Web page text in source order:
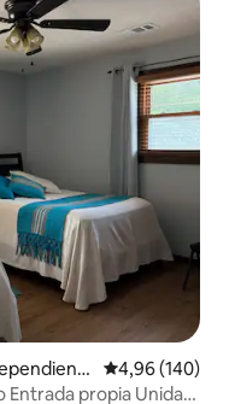
Calificación
4,96 (140)
propia Unidad